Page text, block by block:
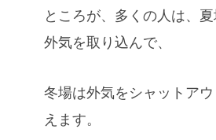
ところが、多くの人は、
外気を取り込んで、
冬場は外気をシャットア
えます。